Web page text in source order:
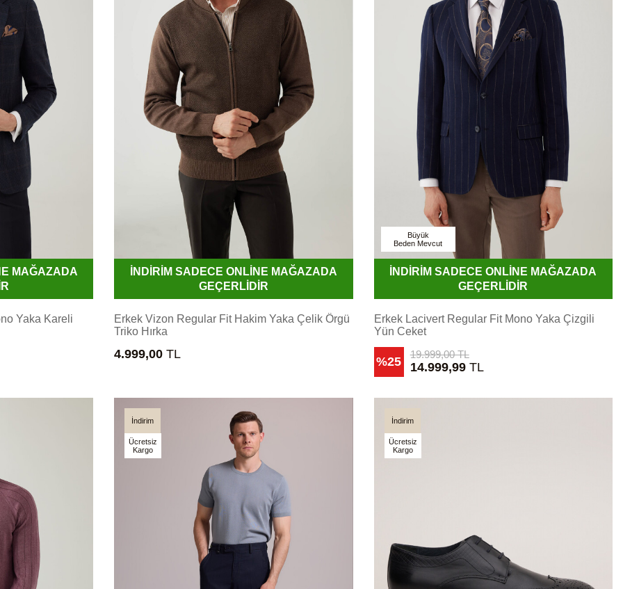
MAĞAZADA
Yaka Kareli
İNDİRİM SADECE ONLİNE MAĞAZADA
GEÇERLİDİR
Erkek Vizon Regular Fit Hakim Yaka Çelik Örgü
Triko Hırka
4.999,00 TL
Büyük
Beden Mevcut
İNDİRİM SADECE ONLİNE MAĞAZADA
GEÇERLİDİR
Erkek Lacivert Regular Fit Mono Yaka Çizgili
Yün Ceket
%25
19.999,00TL
14.999,99TL
İndirim
Ücretsiz
Kargo
İndirim
Ücretsiz
Kargo